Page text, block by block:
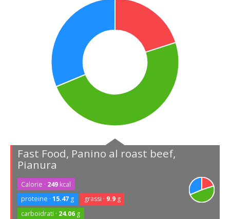
Fast Food, Panino al roast beef,
Pianura
Calorie · 249 kcal
proteine ·15.47 g grassi · 9.9g
carboidrati · 24.06 g